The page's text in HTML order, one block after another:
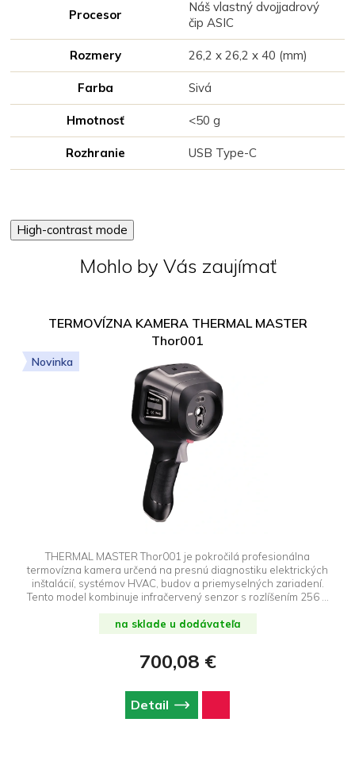
Procesor
Náš vlastný dvojjadrový
čip ASIC
Rozmery 26,2 x 26,2 x 40 (mm)
Farba Sivá
Hmotnosť <50 g
Rozhranie USB Type-C
High-contrast mode
Mohlo by Vás zaujímať
TERMOVÍZNA KAMERA THERMAL MASTER
Thor001
Novinka
THERMAL MASTER Thor001 je pokročilá profesionálna
termovízna kamera určená na presnú diagnostiku elektrických
inštalácií, systémov HVAC, budov a priemyselných zariadení.
Tento model kombinuje infračervený senzor s rozlíšením 256 ×
384 pixelov, čím poskytuje jasnejší pohľad aj na tie najmenšie
detaily. Zariadenie meria teploty v širokom rozsahu od -20 °C do
vďaka svojej veľmi vysokej tepelnej citlivosti (NETD
na sklade u dodávateľa
700,08 €
Detail